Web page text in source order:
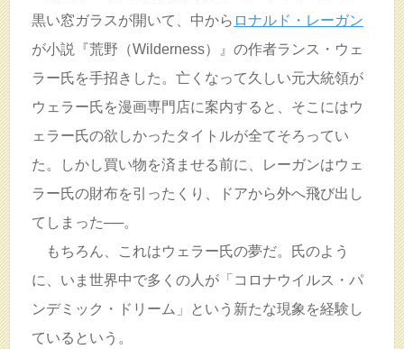
黒い窓ガラスが開いて、中から ロナルド・レーガン
が小説『荒野（Wilderness）』の作者ランス・ウェ
ラー氏を手招きした。亡くなって久しい元大統領が
ウェラー氏を漫画専門店に案内すると、そこにはウ
ェラー氏の欲しかったタイトルが全てそろってい
た。しかし買い物を済ませる前に、レーガンはウェ
ラー氏の財布を引ったくり、ドアから外へ飛び出し
てしまった──。
もちろん、これはウェラー氏の夢だ。氏のよう
に、いま世界中で多くの人が「コロナウイルス・パ
ンデミック・ドリーム」という新たな現象を経験し
ているという。